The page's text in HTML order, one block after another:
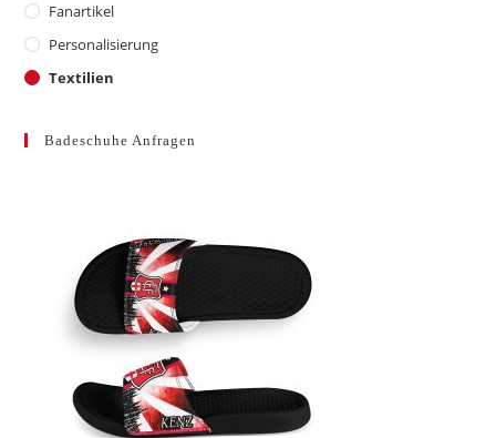
Fanartikel
Personalisierung
Textilien
Badeschuhe Anfragen